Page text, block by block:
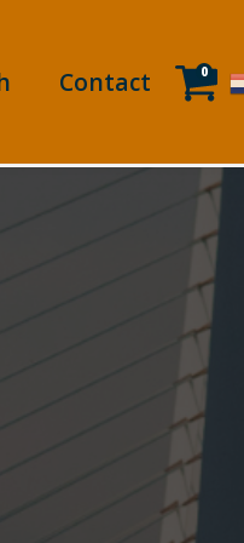
Contact 0